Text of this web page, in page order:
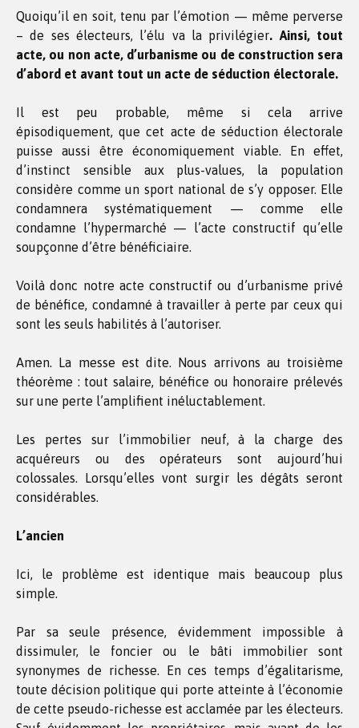
Quoiqu’il en soit, tenu par l’émotion — même perverse
– de ses électeurs, l’élu va la privilégier. Ainsi, tout
acte, ou non acte, d’urbanisme ou de construction sera
d’abord et avant tout un acte de séduction électorale.
Il est peu probable, même si cela arrive
épisodiquement, que cet acte de séduction électorale
puisse aussi être économiquement viable. En effet,
d’instinct sensible aux plus-values, la population
considère comme un sport national de s’y opposer. Elle
condamnera systématiquement — comme elle
condamne l’hypermarché — l’acte constructif qu’elle
soupçonne d’être bénéficiaire.
Voilà donc notre acte constructif ou d’urbanisme privé
de bénéfice, condamné à travailler à perte par ceux qui
sont les seuls habilités à l’autoriser.
Amen. La messe est dite. Nous arrivons au troisième
théorème : tout salaire, bénéfice ou honoraire prélevés
sur une perte l’amplifient inéluctablement.
Les pertes sur l’immobilier neuf, à la charge des
acquéreurs ou des opérateurs sont aujourd’hui
colossales. Lorsqu’elles vont surgir les dégâts seront
considérables.
L’ancien
Ici, le problème est identique mais beaucoup plus
simple.
Par sa seule présence, évidemment impossible à
dissimuler, le foncier ou le bâti immobilier sont
synonymes de richesse. En ces temps d’égalitarisme,
toute décision politique qui porte atteinte à l’économie
de cette pseudo-richesse est acclamée par les électeurs.